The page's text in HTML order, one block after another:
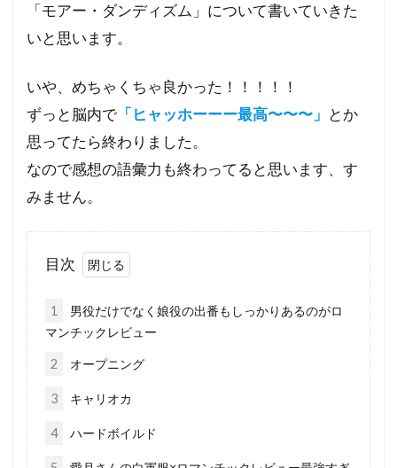
「モアー・ダンディズム」について書いていきた
いと思います。
いや、めちゃくちゃ良かった！！！！！
ずっと脳内で 「ヒャッホーーー最高〜〜〜」 とか
思ってたら終わりました。
なので感想の語彙力も終わってると思います、す
みません。
目次
1
男役だけでなく娘役の出番もしっかりあるのがロ
マンチックレビュー
2 オープニング
3 キャリオカ
4 ハードボイルド